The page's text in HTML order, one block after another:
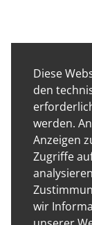
Diese
den
werden.
Anzeigen
Zugriffe
wir